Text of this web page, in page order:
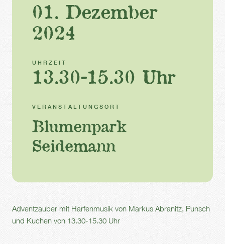
Adventzauber mit Harfenmusik von Markus Abranitz, Punsch
und Kuchen von 13.30-15.30 Uhr
01. Dezember
2024
UHRZEIT
13.30-15.30 Uhr
VERANSTALTUNGSORT
Blumenpark
Seidemann